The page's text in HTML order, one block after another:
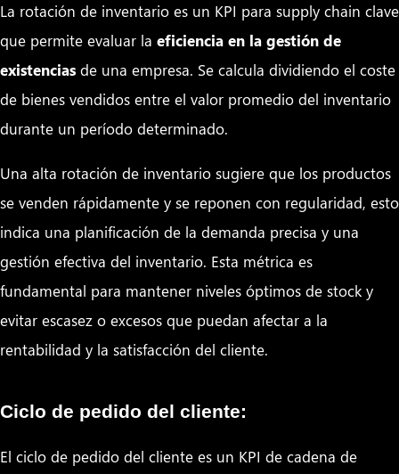
La rotación de inventario es un KPI para supply chain clave
que permite evaluar la eficiencia en la gestión de
existencias de una empresa. Se calcula dividiendo el coste
de bienes vendidos entre el valor promedio del inventario
durante un período determinado.
Una alta rotación de inventario sugiere que los productos
se venden rápidamente y se reponen con regularidad, esto
indica una planificación de la demanda precisa y una
gestión efectiva del inventario. Esta métrica es
fundamental para mantener niveles óptimos de stock y
evitar escasez o excesos que puedan afectar a la
rentabilidad y la satisfacción del cliente.
Ciclo de pedido del cliente:
El ciclo de pedido del cliente es un KPI de cadena de